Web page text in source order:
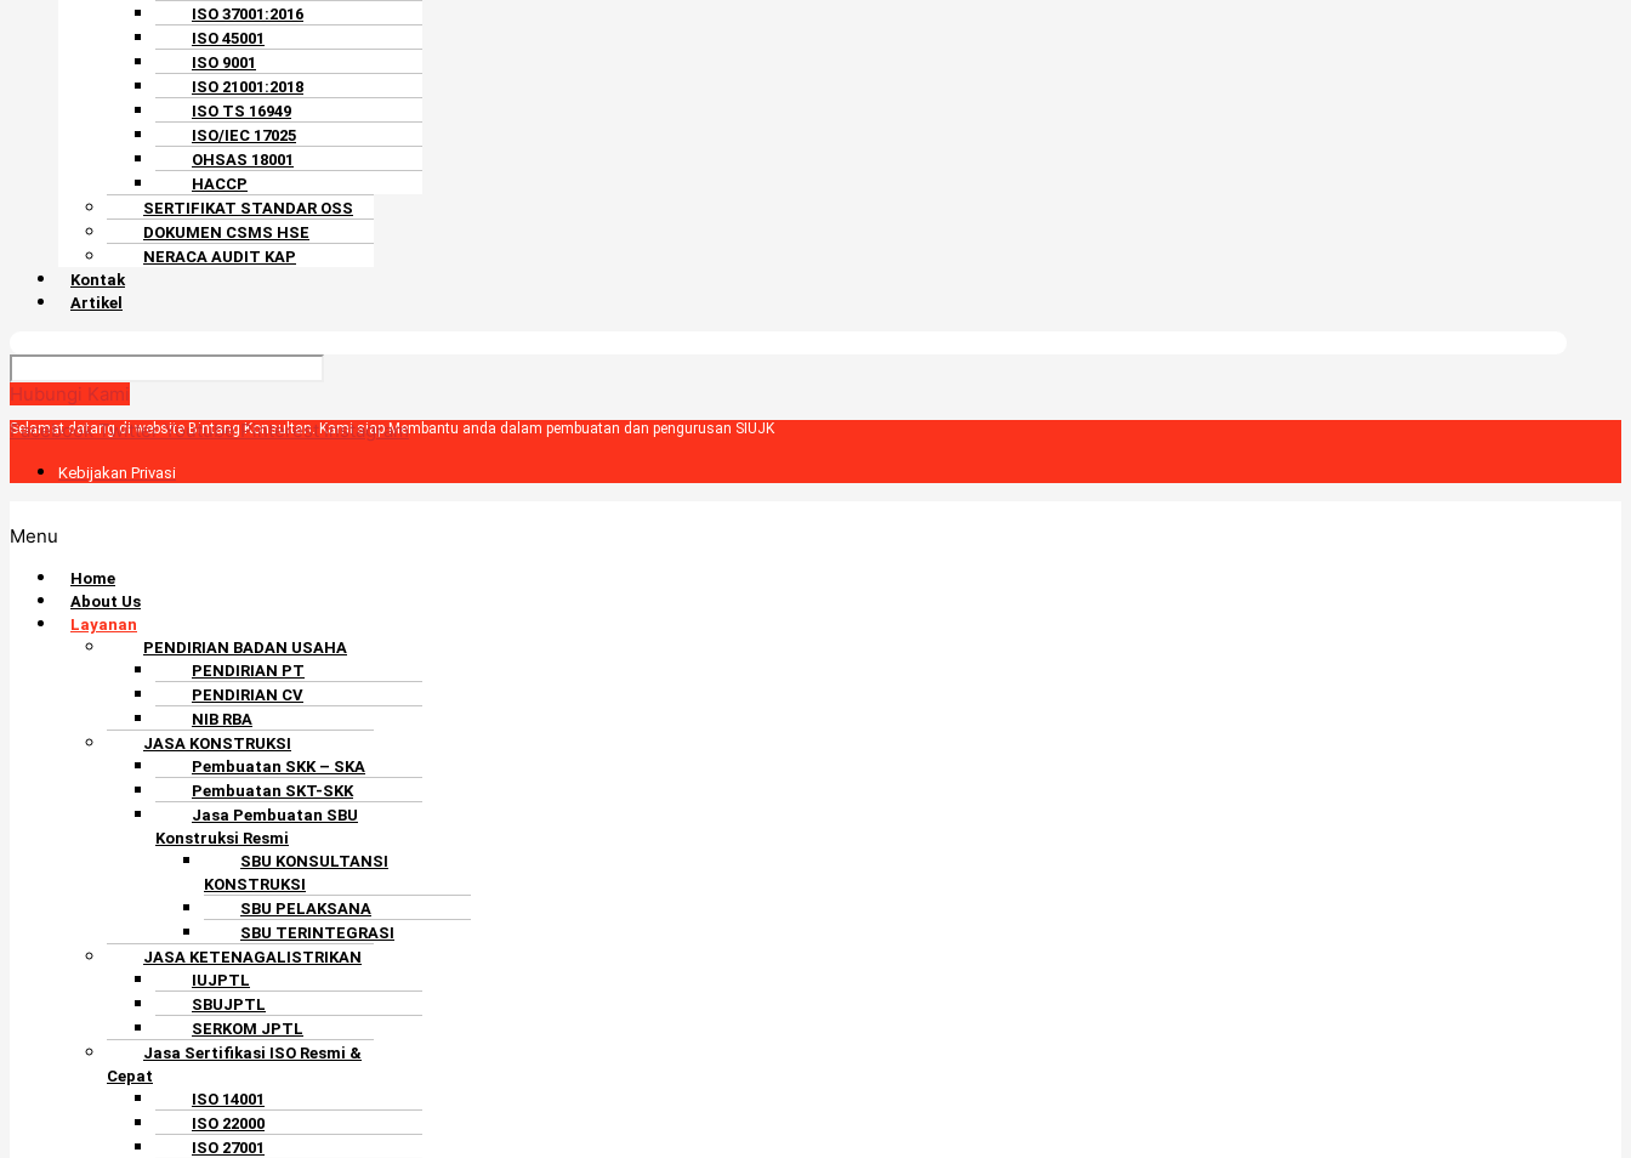
ISO 37001:2016
ISO 45001
ISO 9001
ISO 21001:2018
ISO TS 16949
ISO/IEC 17025
OHSAS 18001
HACCP
SERTIFIKAT STANDAR OSS
DOKUMEN CSMS HSE
NERACA AUDIT KAP
Kontak
Artikel
Hubungi Kami
Selamat datang di website Bintang Konsultan. Kami siap Membantu anda dalam pembuatan dan pengurusan SIUJK
Facebook Twitter Youtube Pinterest Instagram
Kebijakan Privasi
Menu
Home
About Us
Layanan
PENDIRIAN BADAN USAHA
PENDIRIAN PT
PENDIRIAN CV
NIB RBA
JASA KONSTRUKSI
Pembuatan SKK – SKA
Pembuatan SKT-SKK
Jasa Pembuatan SBU
Konstruksi Resmi
SBU KONSULTANSI
KONSTRUKSI
SBU PELAKSANA
SBU TERINTEGRASI
JASA KETENAGALISTRIKAN
IUJPTL
SBUJPTL
SERKOM JPTL
Jasa Sertifikasi ISO Resmi &
Cepat
ISO 14001
ISO 22000
ISO 27001